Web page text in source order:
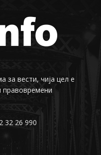
вести, чија цел е
правовремени
32 26 990